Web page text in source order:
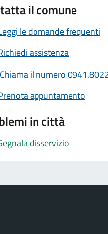
il comune
le domande frequenti
assistenza
Chiama il numero
appuntamento
in città
disservizio